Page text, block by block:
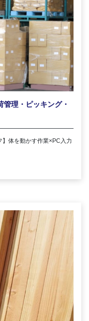
管理・ピッキング・
体を動かす作業×PC入力